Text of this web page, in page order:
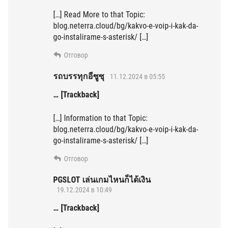
[…] Read More to that Topic:
blog.neterra.cloud/bg/kakvo-e-voip-i-kak-da-
go-instalirame-s-asterisk/ […]
Отговор
รถบรรทุกอีซูซุ 11.12.2024 в 05:55
… [Trackback]
[…] Information to that Topic:
blog.neterra.cloud/bg/kakvo-e-voip-i-kak-da-
go-instalirame-s-asterisk/ […]
Отговор
PGSLOT เล่นเกมไหนก็ได้เงิน
19.12.2024 в 10:49
… [Trackback]